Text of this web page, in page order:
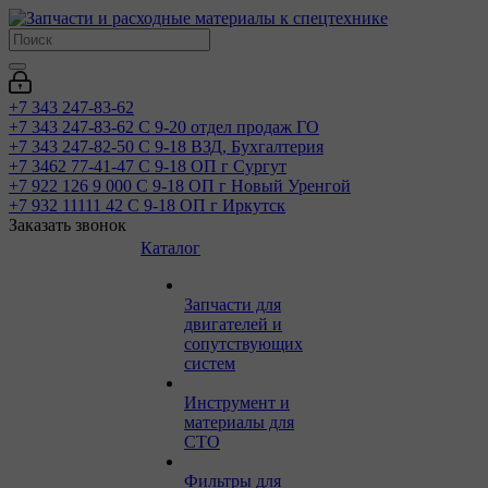
+7 343 247-83-62
+7 343 247-83-62 С 9-20 отдел продаж ГО
+7 343 247-82-50 С 9-18 ВЗД, Бухгалтерия
+7 3462 77-41-47 С 9-18 ОП г Сургут
+7 922 126 9 000 С 9-18 ОП г Новый Уренгой
+7 932 11111 42 С 9-18 ОП г Иркутск
Заказать звонок
Каталог
Запчасти для
двигателей и
сопутствующих
систем
Инструмент и
материалы для
СТО
Фильтры для